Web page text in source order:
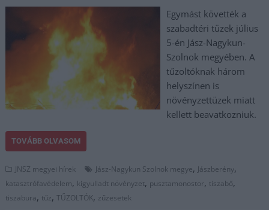
Egymást követték a
szabadtéri tüzek július
5-én Jász-Nagykun-
Szolnok megyében. A
tűzoltóknak három
helyszínen is
növényzettüzek miatt
kellett beavatkozniuk.
TOVÁBB OLVASOM
JNSZ megyei hírek Jász-Nagykun Szolnok megye, Jászberény,
katasztrófavédelem, kigyulladt növényzet, pusztamonostor, tiszabő,
tiszabura, tűz,TŰZOLTÓK, zűzesetek